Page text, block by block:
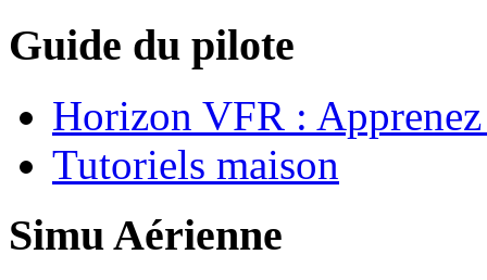
Guide du pilote
Horizon VFR :
Tutoriels maison
Simu Aérienne